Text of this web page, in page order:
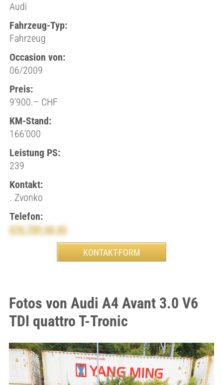
Audi
Fahrzeug-Typ:
Fahrzeug
Occasion von:
06/2009
Preis:
9’900.– CHF
KM-Stand:
166’000
Leistung PS:
239
Kontakt:
. Zvonko
Telefon:
076 709 60 43
Fotos von Audi A4 Avant 3.0 V6
TDI quattro T-Tronic